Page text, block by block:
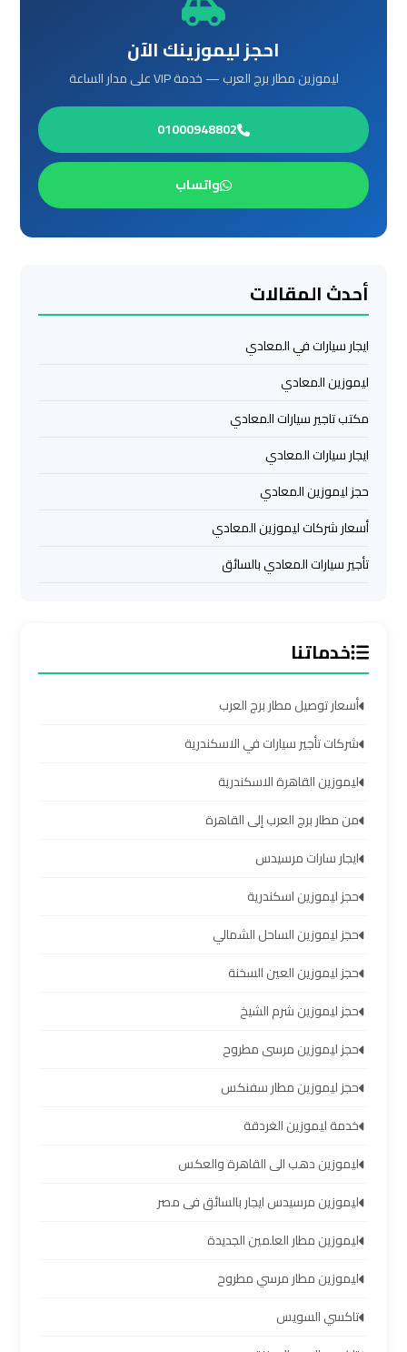
احجز ليموزينك الآن
ليموزين مطار برج العرب — خدمة VIP على مدار الساعة
01000948802
واتساب
أحدث المقالات
ايجار سيارات في المعادي
ليموزين المعادي
مكتب تاجير سيارات المعادي
ايجار سيارات المعادي
حجز ليموزين المعادي
أسعار شركات ليموزين المعادي
تأجير سيارات المعادي بالسائق
خدماتنا
أسعار توصيل مطار برج العرب
شركات تأجير سيارات في الاسكندرية
ليموزين القاهرة الاسكندرية
من مطار برج العرب إلى القاهرة
ايجار سارات مرسيدس
حجز ليموزين اسكندرية
حجز ليموزين الساحل الشمالي
حجز ليموزين العين السخنة
حجز ليموزين شرم الشيخ
حجز ليموزين مرسى مطروح
حجز ليموزين مطار سفنكس
خدمة ليموزين الغردقة
ليموزين دهب الى القاهرة والعكس
ليموزين مرسيدس ايجار بالسائق فى مصر
ليموزين مطار العلمين الجديدة
ليموزين مطار مرسي مطروح
تاكسي السويس
مرسي
مطروح
الاسكندرية
القاهرة
ليموزين
القاهرة
للاسكندرية
ليموزين
الغردقة
ليموزين
ليموزين
ليموزين
الغردقة